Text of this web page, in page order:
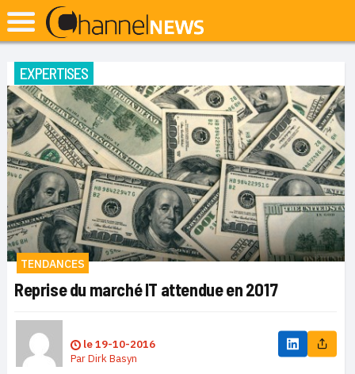
EXPERTISES
TENDANCES
Reprise du marché IT attendue en 2017
le19-10-2016
ParDirk Basyn